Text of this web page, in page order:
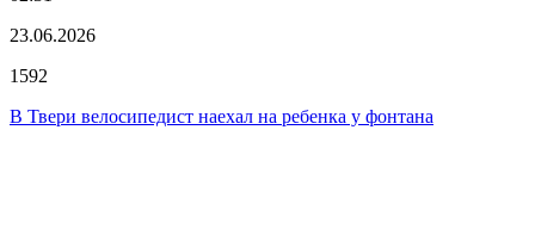
23.06.2026
1592
В Твери велосипедист наехал на ребенка у фонтана